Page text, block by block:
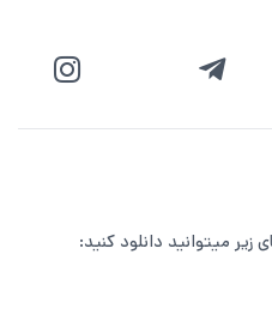
زیر میتوانید دانلود کنید: